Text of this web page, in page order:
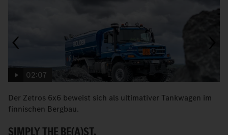
02:07
Der Zetros 6x6 beweist sich als ultimativer Tankwagen im
finnischen Bergbau.
SIMPLY THE BE(A)ST.